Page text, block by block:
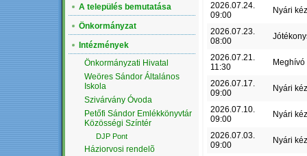
A település bemutatása
Önkormányzat
Intézmények
Önkormányzati Hivatal
Weöres Sándor Általános
Iskola
Szivárvány Óvoda
Petőfi Sándor Emlékkönyvtár
Közösségi Színtér
DJP Pont
Háziorvosi rendelõ
2026.07.24.
09:00
Nyári
2026.07.23.
08:00
2026.07.21.
11:30
Meghívó
2026.07.17.
09:00
Nyári
2026.07.10.
09:00
Nyári
2026.07.03.
09:00
Nyári